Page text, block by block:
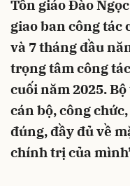
Tôn giáo Đào
giao ban công tác
và 7 tháng đầu
trọng tâm công
cuối năm 2025.
cán bộ, công
đúng, đầy đủ về
chính trị của